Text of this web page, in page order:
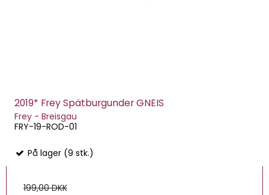
2019* Frey Spätburgunder GNEIS
Frey - Breisgau
FRY-19-ROD-01
På lager (9 stk.)
199,00 DKK